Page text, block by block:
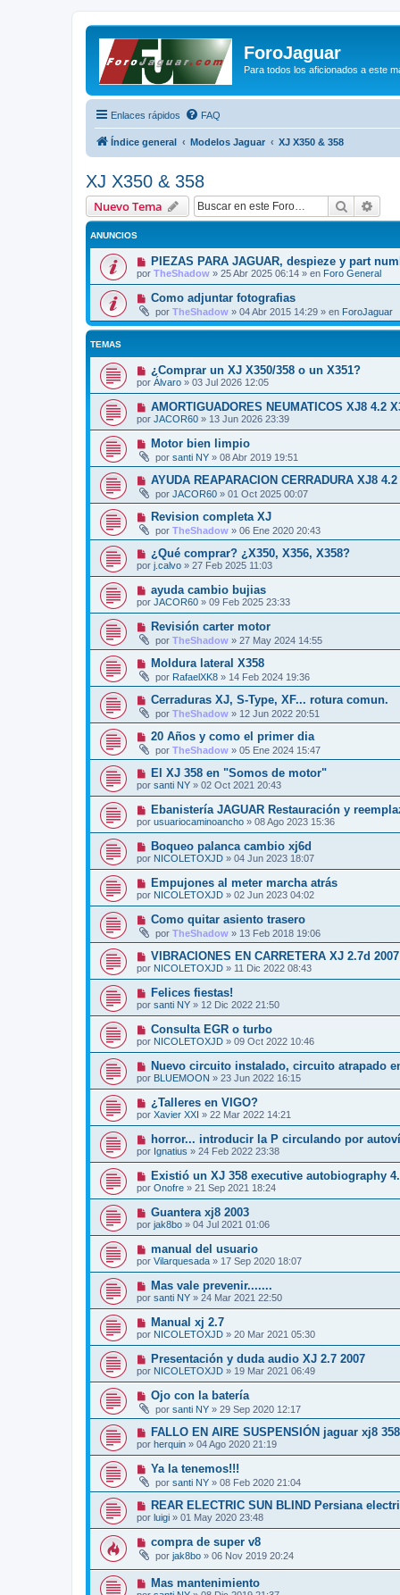
ForoJaguar
Para todos los aficionados a este
Enlaces rápidos FAQ
Índice general Modelos Jaguar XJ X350 & 358
XJ X350 & 358
Nuevo Tema Buscar
ANUNCIOS
PIEZAS PARA JAGUAR, despieze y part
por TheShadow » 25 Abr 2025 06:14 » en Foro General
Como adjuntar fotografias
por TheShadow » 04 Abr 2015 14:29 » en ForoJaguar
TEMAS
¿Comprar un XJ X350/358 o un X351?
por Álvaro » 03 Jul 2026 12:05
AMORTIGUADORES NEUMATICOS XJ8 4.2
por JACOR60 » 13 Jun 2026 23:39
Motor bien limpio
por santi NY » 08 Abr 2019 19:51
AYUDA REAPARACION CERRADURA XJ8 4.2
por JACOR60 » 01 Oct 2025 00:07
Revision completa XJ
por TheShadow » 06 Ene 2020 20:43
¿Qué comprar? ¿X350, X356, X358?
por j.calvo » 27 Feb 2025 11:03
ayuda cambio bujias
por JACOR60 » 09 Feb 2025 23:33
Revisión carter motor
por TheShadow » 27 May 2024 14:55
Moldura lateral X358
por RafaelXK8 » 14 Feb 2024 19:36
Cerraduras XJ, S-Type, XF... rotura comun.
por TheShadow » 12 Jun 2022 20:51
20 Años y como el primer dia
por TheShadow » 05 Ene 2024 15:47
El XJ 358 en "Somos de motor"
por santi NY » 02 Oct 2021 20:43
Ebanistería JAGUAR Restauración y
por usuariocaminoancho » 08 Ago 2023 15:36
Boqueo palanca cambio xj6d
por NICOLETOXJD » 04 Jun 2023 18:07
Empujones al meter marcha atrás
por NICOLETOXJD » 02 Jun 2023 04:02
Como quitar asiento trasero
por TheShadow » 13 Feb 2018 19:06
VIBRACIONES EN CARRETERA XJ 2.7d 2007
por NICOLETOXJD » 11 Dic 2022 08:43
Felices fiestas!
por santi NY » 12 Dic 2022 21:50
Consulta EGR o turbo
por NICOLETOXJD » 09 Oct 2022 10:46
Nuevo circuito instalado, circuito atrapado
por BLUEMOON » 23 Jun 2022 16:15
¿Talleres en VIGO?
por Xavier XXI » 22 Mar 2022 14:21
horror... introducir la P circulando por
por Ignatius » 24 Feb 2022 23:38
Existió un XJ 358 executive autobiography
por Onofre » 21 Sep 2021 18:24
Guantera xj8 2003
por jak8bo » 04 Jul 2021 01:06
manual del usuario
por Vilarquesada » 17 Sep 2020 18:07
Mas vale prevenir.......
por santi NY » 24 Mar 2021 22:50
Manual xj 2.7
por NICOLETOXJD » 20 Mar 2021 05:30
Presentación y duda audio XJ 2.7 2007
por NICOLETOXJD » 19 Mar 2021 06:49
Ojo con la batería
por santi NY » 29 Sep 2020 12:17
FALLO EN AIRE SUSPENSIÓN jaguar xj8
por herquin » 04 Ago 2020 21:19
Ya la tenemos!!!
por santi NY » 08 Feb 2020 21:04
REAR ELECTRIC SUN BLIND Persiana
por luigi » 01 May 2020 23:48
compra de super v8
por jak8bo » 06 Nov 2019 20:24
Mas mantenimiento